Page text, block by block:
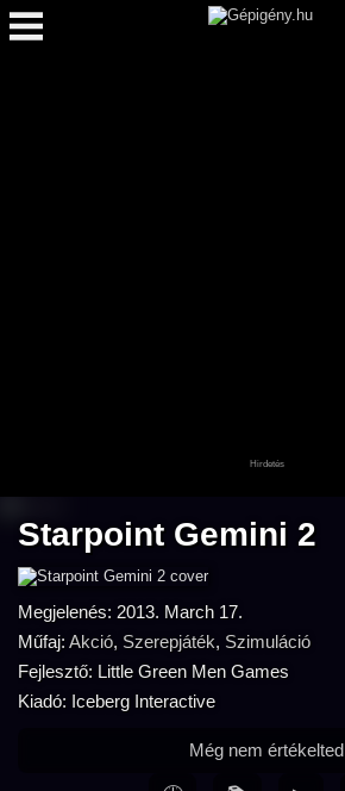
Starpoint Gemini 2
Megjelenés: 2013. March 17.
Műfaj: Akció, Szerepjáték, Szimuláció
Fejlesztő: Little Green Men Games
Kiadó: Iceberg Interactive
Még nem értékelted